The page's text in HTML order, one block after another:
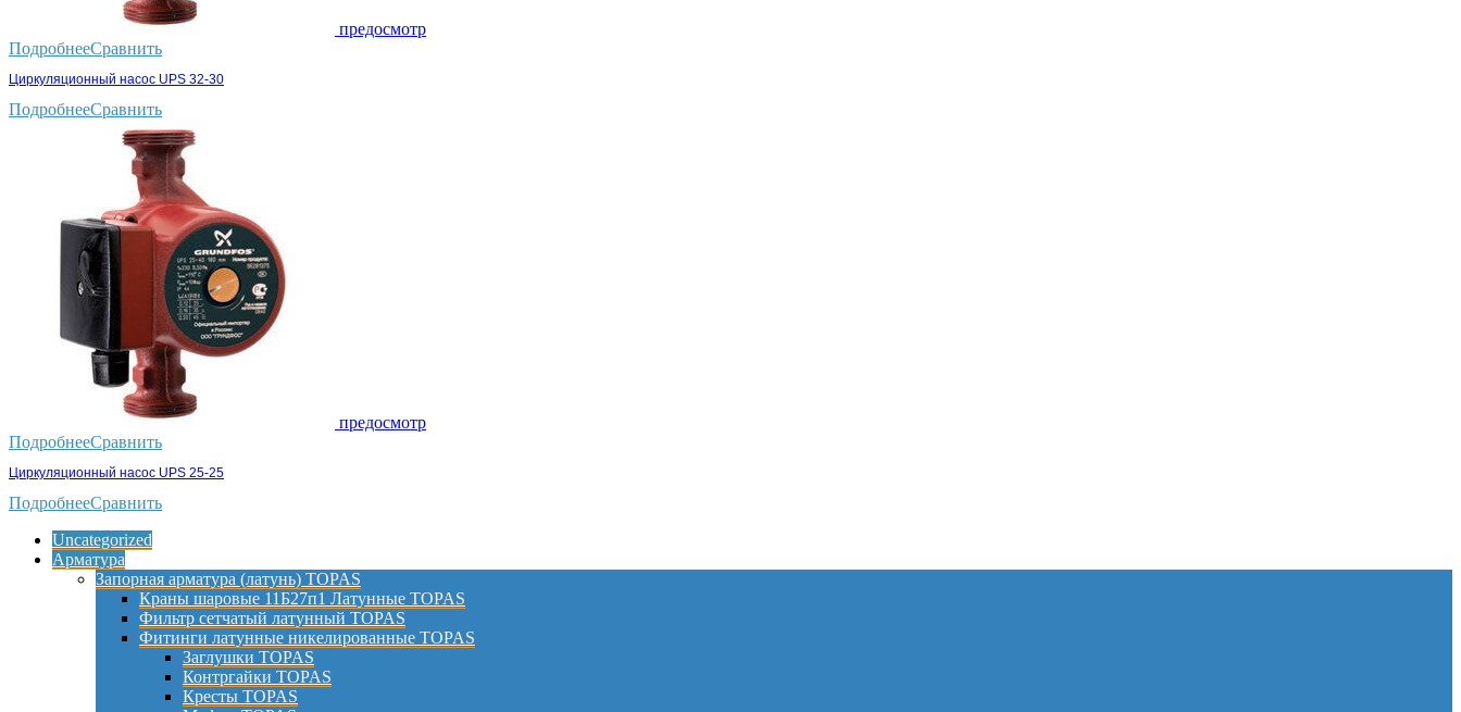
предосмотр
ПодробнееСравнить
Циркуляционный насос UPS 32-30
ПодробнееСравнить
предосмотр
ПодробнееСравнить
Циркуляционный насос UPS 25-25
ПодробнееСравнить
Uncategorized
Арматура
Запорная арматура (латунь) TOPAS
Краны шаровые 11Б27п1 Латунные TOPAS
Фильтр сетчатый латунный TOPAS
Фитинги латунные никелированные TOPAS
Заглушки TOPAS
Контргайки TOPAS
Кресты TOPAS